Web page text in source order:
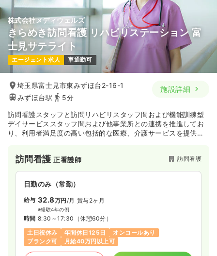
株式会社メディウェルズ
きらめき訪問看護 リハビリステーション 富
士見サテライト
エージェント求人 車通勤可
埼玉県富士見市東みずほ台2-16-1
みずほ台駅
5分
施設詳細
訪問看護スタッフと訪問リハビリスタッフ間および機能訓練型
デイサービススタッフ間および他事業所との連携を推進してお
り、利用者満足度の高い包括的な医療、介護サービスを提供し
訪問看護正看護師 訪問看護
日勤のみ（常勤）
給与 32.8万円 /月 賞与2ヶ月
※経験4年の例
時間 8:30～17:30 （休憩60分）
土日祝休み
年間休日125日
オンコールあり
ブランク可
月給40万円以上可